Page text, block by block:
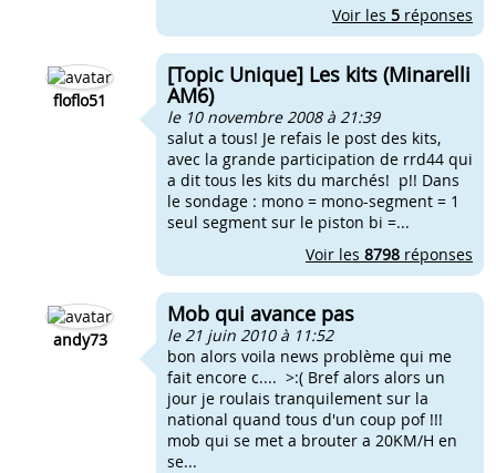
Voir les 5 réponses
floflo51
[Topic Unique] Les kits (Minarelli
AM6)
le 10 novembre 2008 à 21:39
salut a tous! Je refais le post des kits,
avec la grande participation de rrd44 qui
a dit tous les kits du marchés! p!! Dans
le sondage : mono = mono-segment = 1
seul segment sur le piston bi =...
Voir les 8798 réponses
andy73
Mob qui avance pas
le 21 juin 2010 à 11:52
bon alors voila news problème qui me
fait encore c.... >:( Bref alors alors un
jour je roulais tranquilement sur la
national quand tous d'un coup pof !!!
mob qui se met a brouter a 20KM/H en
se...